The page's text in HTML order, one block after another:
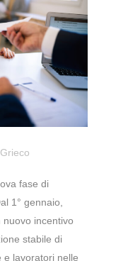
fase di
1° gennaio,
incentivo
stabile di
e lavoratori nelle